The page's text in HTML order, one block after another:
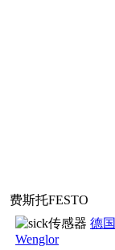
费斯托FESTO
德国
Wenglor